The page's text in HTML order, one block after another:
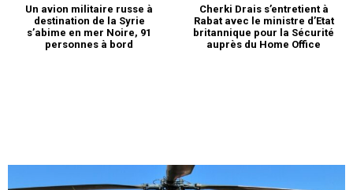
Un avion militaire russe à
destination de la Syrie
s’abime en mer Noire, 91
personnes à bord
Cherki Drais s’entretient à
Rabat avec le ministre d’Etat
britannique pour la Sécurité
auprès du Home Office